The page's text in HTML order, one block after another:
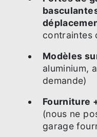
contraintes
Modèles
aluminium,
demande)
Fourniture
(nous ne
garage